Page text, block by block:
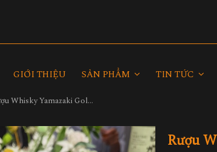
GIỚI THIỆU SẢN PHẨM TIN TỨC
Rượu Whisky Yamazaki Golden Promise Edition
Rượu